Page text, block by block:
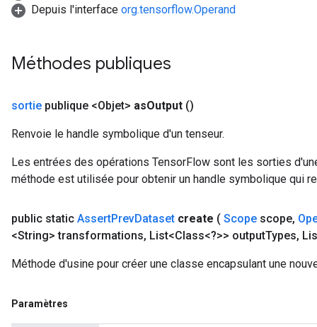
Depuis l'interface org.tensorflow.Operand
Méthodes publiques
sortie publique <Objet> asOutput ()
Renvoie le handle symbolique d'un tenseur.
Les entrées des opérations TensorFlow sont les sorties
méthode est utilisée pour obtenir un handle symbolique qui
public static AssertPrevDataset create ( Scope scope,
<String> transformations, List<Class<?>> outputTypes,
Méthode d'usine pour créer une classe encapsulant une
Paramètres